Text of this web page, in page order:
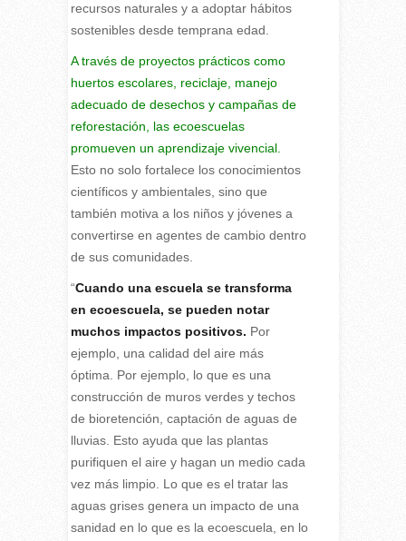
recursos naturales y a adoptar hábitos
sostenibles desde temprana edad.
A través de proyectos prácticos como
huertos escolares, reciclaje, manejo
adecuado de desechos y campañas de
reforestación, las ecoescuelas
promueven un aprendizaje vivencial.
Esto no solo fortalece los conocimientos
científicos y ambientales, sino que
también motiva a los niños y jóvenes a
convertirse en agentes de cambio dentro
de sus comunidades.
“Cuando una escuela se transforma
en ecoescuela, se pueden notar
muchos impactos positivos. Por
ejemplo, una calidad del aire más
óptima. Por ejemplo, lo que es una
construcción de muros verdes y techos
de bioretención, captación de aguas de
lluvias. Esto ayuda que las plantas
purifiquen el aire y hagan un medio cada
vez más limpio. Lo que es el tratar las
aguas grises genera un impacto de una
sanidad en lo que es la ecoescuela, en lo